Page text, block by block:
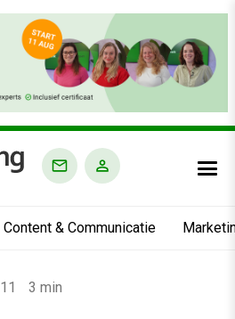
Content & Communicatie
3 min